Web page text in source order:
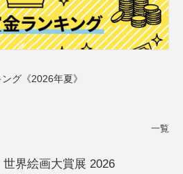
グ《2026年夏》
一覧
世界絵画大賞展 2026